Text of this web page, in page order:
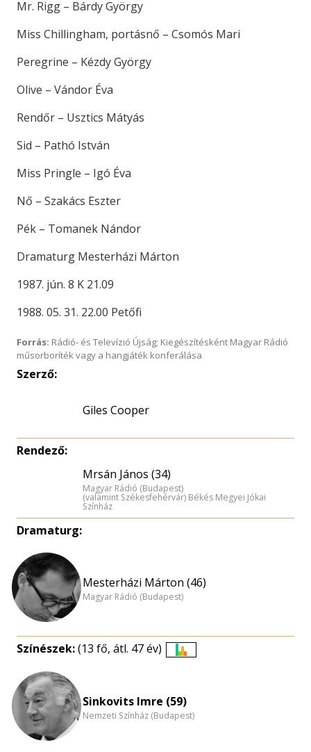
Mr. Rigg – Bárdy György
Miss Chillingham, portásnő – Csomós Mari
Peregrine – Kézdy György
Olive – Vándor Éva
Rendőr – Usztics Mátyás
Sid – Pathó István
Miss Pringle – Igó Éva
Nő – Szakács Eszter
Pék – Tomanek Nándor
Dramaturg Mesterházi Márton
1987. jún. 8 K 21.09
1988. 05. 31. 22.00 Petőfi
Forrás: Rádió- és Televízió Újság; Kiegészítésként Magyar Rádió
műsorboríték vagy a hangjáték konferálása
Szerző:
Giles Cooper
Rendező:
Mrsán János (34)
Magyar Rádió (Budapest)
(valamint Székesfehérvár) Békés Megyei Jókai
Színház
Dramaturg:
Mesterházi Márton (46)
Magyar Rádió (Budapest)
Színészek:(13 fő, átl. 47 év)
nagyítása
Sinkovits Imre (59)
Nemzeti Színház (Budapest)